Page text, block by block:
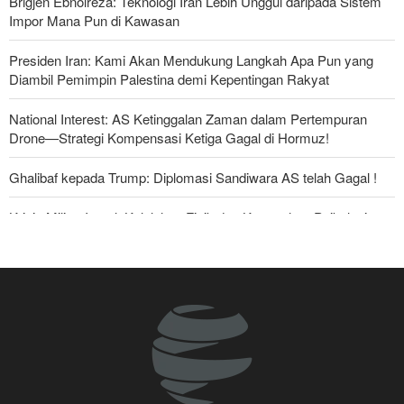
Impor Mana Pun di Kawasan
Presiden Iran: Kami Akan Mendukung Langkah Apa Pun yang
Diambil Pemimpin Palestina demi Kepentingan Rakyat
National Interest: AS Ketinggalan Zaman dalam Pertempuran
Drone—Strategi Kompensasi Ketiga Gagal di Hormuz!
Ghalibaf kepada Trump: Diplomasi Sandiwara AS telah Gagal !
Krisis Militer Israel; Kelelahan Fisik dan Keruntuhan Psikologis
Foreign Policy: Riyadh Terjepit di Antara Iran dan Ansarullah,
Yahya Saree: Kami Hancurkan Posisi Pasukan Bayaran Saudi
dengan Rudal Balistik dan Drone